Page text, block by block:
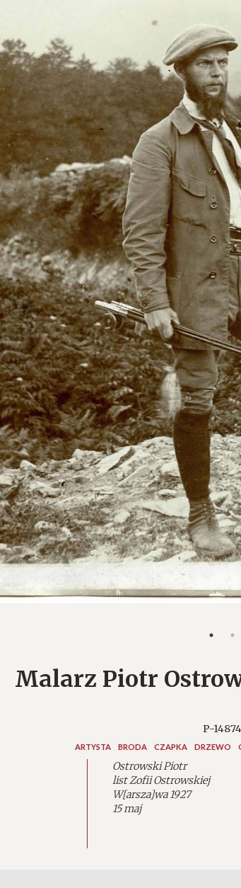
Malarz Piotr
P-14874
ARTYSTA BRODA CZAPKA DRZEWO
Ostrowski Piotr
list Zofii Ostrowskiej
W[arsza]wa 1927
15 maj